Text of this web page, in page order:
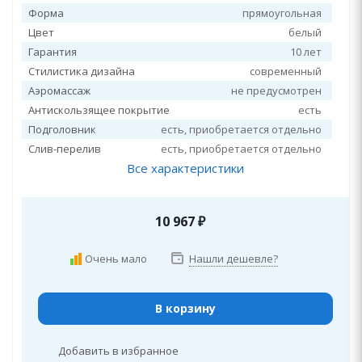
Форма
прямоугольная
Цвет
белый
Гарантия
10 лет
Стилистика дизайна
современный
Аэромассаж
не предусмотрен
Антискользящее покрытие
есть
Подголовник
есть, приобретается отдельно
Слив-перелив
есть, приобретается отдельно
Все характеристики
10 967₽
Очень мало Нашли дешевле?
В корзину
Добавить в избранное